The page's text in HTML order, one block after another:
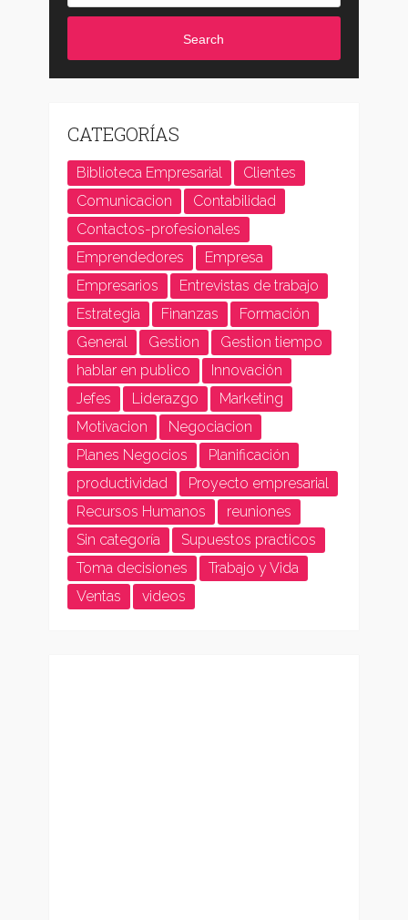
Search
CATEGORÍAS
Biblioteca Empresarial
Clientes
Comunicacion
Contabilidad
Contactos-profesionales
Emprendedores
Empresa
Empresarios
Entrevistas de trabajo
Estrategia
Finanzas
Formación
General
Gestion
Gestion tiempo
hablar en publico
Innovación
Jefes
Liderazgo
Marketing
Motivacion
Negociacion
Planes Negocios
Planificación
productividad
Proyecto empresarial
Recursos Humanos
reuniones
Sin categoría
Supuestos practicos
Toma decisiones
Trabajo y Vida
Ventas
videos